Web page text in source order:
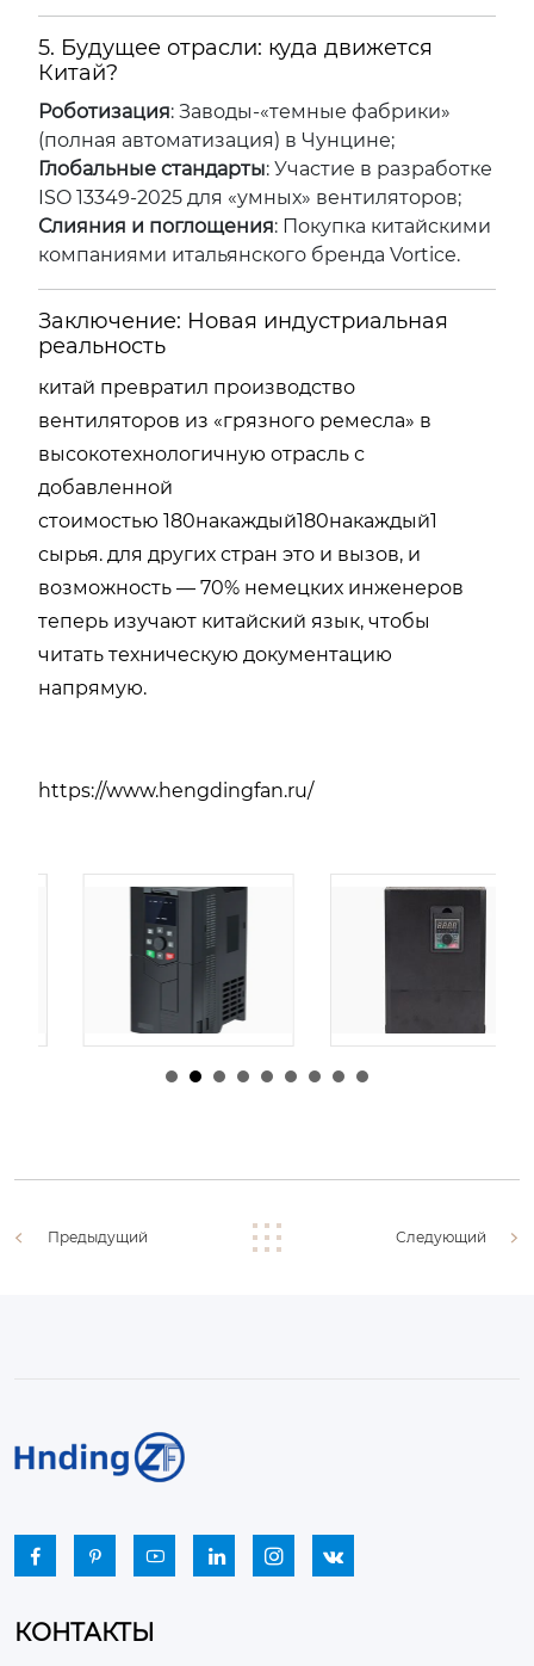
5. Будущее отрасли: куда движется
Китай?
Роботизация: Заводы-«темные фабрики»
(полная автоматизация) в Чунцине;
Глобальные стандарты: Участие в разработке
ISO 13349-2025 для «умных» вентиляторов;
Слияния и поглощения: Покупка китайскими
компаниями итальянского бренда Vortice.
Заключение: Новая индустриальная
реальность
китай превратил производство
вентиляторов из «грязного ремесла» в
высокотехнологичную отрасль с
добавленной
стоимостью 180накаждый180накаждый1
сырья. для других стран это и вызов, и
возможность — 70% немецких инженеров
теперь изучают китайский язык, чтобы
читать техническую документацию
напрямую.
https://www.hengdingfan.ru/
由admin |30 1 月,
由admin |29 1 月,
Предыдущий Следующий
     
КОНТАКТЫ